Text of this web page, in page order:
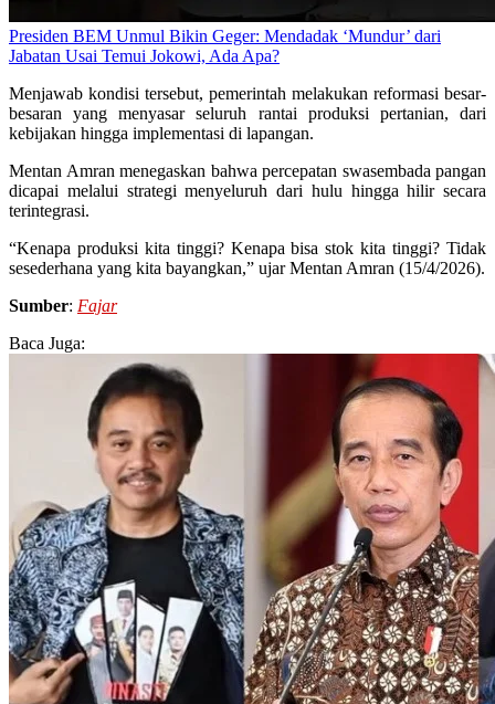
Presiden BEM Unmul Bikin Geger: Mendadak ‘Mundur’ dari
Jabatan Usai Temui Jokowi, Ada Apa?
Menjawab kondisi tersebut, pemerintah melakukan reformasi besar-
besaran yang menyasar seluruh rantai produksi pertanian, dari
kebijakan hingga implementasi di lapangan.
Mentan Amran menegaskan bahwa percepatan swasembada pangan
dicapai melalui strategi menyeluruh dari hulu hingga hilir secara
terintegrasi.
“Kenapa produksi kita tinggi? Kenapa bisa stok kita tinggi? Tidak
sesederhana yang kita bayangkan,” ujar Mentan Amran (15/4/2026).
Sumber: Fajar
Baca Juga: